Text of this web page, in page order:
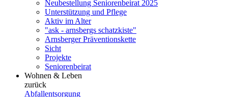
Neubestellung Seniorenbeirat 2025
Unterstützung und Pflege
Aktiv im Alter
"ask - arnsbergs schatzkiste"
Arnsberger Präventionskette
Sicht
Projekte
Seniorenbeirat
Wohnen & Leben
zurück
Abfallentsorgung